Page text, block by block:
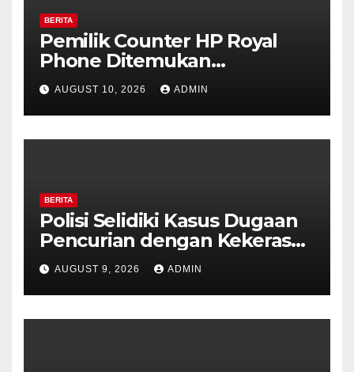
BERITA
Pemilik Counter HP Royal
Phone Ditemukan
Meninggal di Dalam Mobil di
Grobogan, Polisi Dalami
Keterkaitan dengan Kasus
Pencurian.
AUGUST 10, 2026 ADMIN
BERITA
Polisi Selidiki Kasus Dugaan
Pencurian dengan Kekerasan
di Counter HP Royal Phone
Ambarawa.
AUGUST 9, 2026 ADMIN